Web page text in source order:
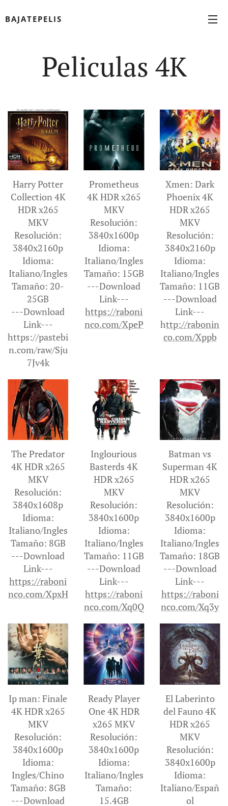
BAJATEPELIS
Peliculas 4K
Harry Potter
Collection 4K
HDR x265
MKV
Resolución:
3840x2160p
Idioma:
Italiano/Ingles
Tamaño: 20-
25GB
---Download
Link---
https://pastebi
n.com/raw/Sju
7Jv4k
Prometheus
4K HDR x265
MKV
Resolución:
3840x1600p
Idioma:
Italiano/Ingles
Tamaño: 15GB
---Download
Link---
https://raboni
nco.com/XpeP
Xmen: Dark
Phoenix 4K
HDR x265
MKV
Resolución:
3840x2160p
Idioma:
Italiano/Ingles
Tamaño: 11GB
---Download
Link---
http://rabonin
co.com/Xppb
The Predator
4K HDR x265
MKV
Resolución:
3840x1608p
Idioma:
Italiano/Ingles
Tamaño: 8GB
---Download
Link---
https://raboni
nco.com/XpxH
Inglourious
Basterds 4K
HDR x265
MKV
Resolución:
3840x1600p
Idioma:
Italiano/Ingles
Tamaño: 11GB
---Download
Link---
https://raboni
nco.com/Xq0Q
Batman vs
Superman 4K
HDR x265
MKV
Resolución:
3840x1600p
Idioma:
Italiano/Ingles
Tamaño: 18GB
---Download
Link---
https://raboni
nco.com/Xq3y
Ip man: Finale
4K HDR x265
MKV
Resolución:
3840x1600p
Idioma:
Ingles/Chino
Tamaño: 8GB
---Download
Ready Player
One 4K HDR
x265 MKV
Resolución:
3840x1600p
Idioma:
Italiano/Ingles
Tamaño:
15.4GB
El Laberinto
del Fauno 4K
HDR x265
MKV
Resolución:
3840x1600p
Idioma:
Italiano/Españ
ol